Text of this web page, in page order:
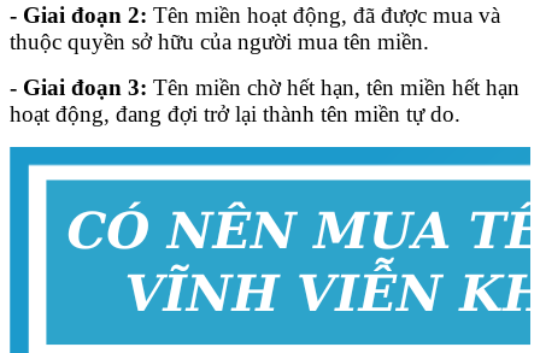
- Giai đoạn 2: Tên miền hoạt động, đã được mua và
thuộc quyền sở hữu của người mua tên miền.
- Giai đoạn 3: Tên miền chờ hết hạn, tên miền hết hạn
hoạt động, đang đợi trở lại thành tên miền tự do.